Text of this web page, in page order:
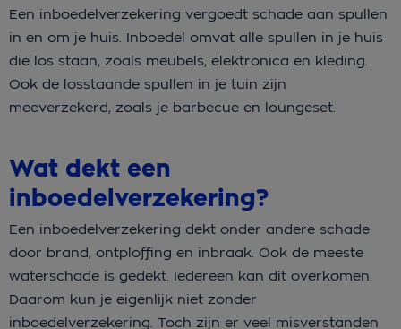
Een inboedelverzekering vergoedt schade aan spullen
in en om je huis. Inboedel omvat alle spullen in je huis
die los staan, zoals meubels, elektronica en kleding.
Ook de losstaande spullen in je tuin zijn
meeverzekerd, zoals je barbecue en loungeset.
Wat dekt een
inboedelverzekering?
Een inboedelverzekering dekt onder andere schade
door brand, ontploffing en inbraak. Ook de meeste
waterschade is gedekt. Iedereen kan dit overkomen.
Daarom kun je eigenlijk niet zonder
inboedelverzekering. Toch zijn er veel misverstanden